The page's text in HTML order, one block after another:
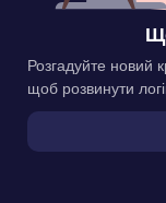
Розгадуйте новий
щоб розвинути